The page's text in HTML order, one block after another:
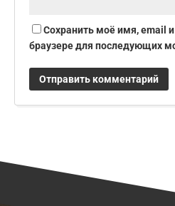
Сохранить моё имя, email
браузере для последующих